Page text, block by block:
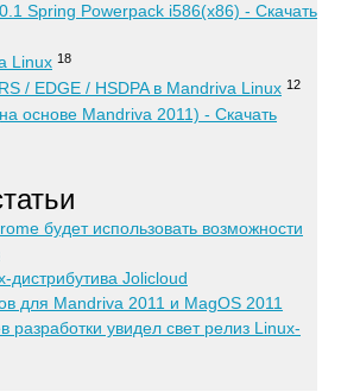
Spring Powerpack i586(x86) - Скачать
Linux 18
/ EDGE / HSDPA в Mandriva Linux 12
основе Mandriva 2011) - Скачать
будет использовать возможности
дистрибутива Jolicloud
для Mandriva 2011 и MagOS 2011
разработки увидел свет релиз Linux-